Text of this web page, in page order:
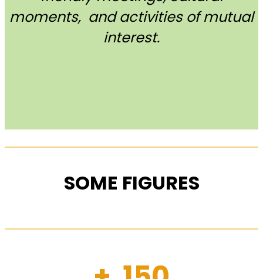
moments, and activities of mutual
interest.
SOME FIGURES